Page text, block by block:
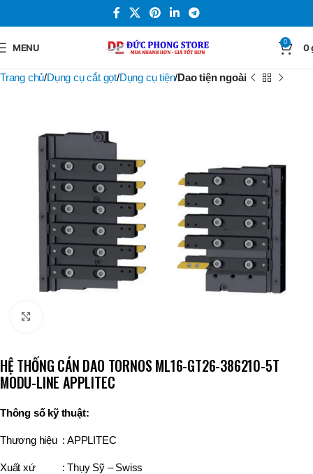
MENU 0 0
Trang chủ Dụng cụ cắt gọt Dụng cụ tiện Dao tiện ngoài
HỆ THỐNG CÁN DAO TORNOS ML16-GT26-386210-5T
MODU-LINE APPLITEC
Thông số kỹ thuật:
Thương hiệu : APPLITEC
Xuất xứ : Thụy Sỹ – Swiss